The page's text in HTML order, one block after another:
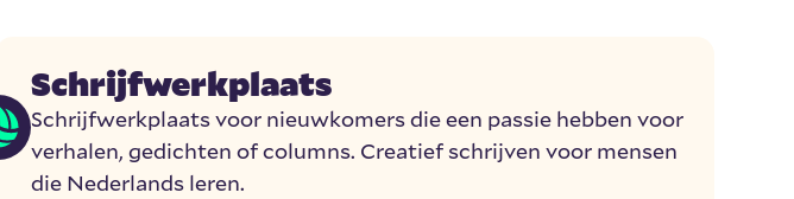
Schrijfwerkplaats
Schrijfwerkplaats voor nieuwkomers die een passie hebben voor
verhalen, gedichten of columns. Creatief schrijven voor mensen
die Nederlands leren.